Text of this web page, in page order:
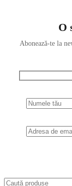
O
Abonează-te la